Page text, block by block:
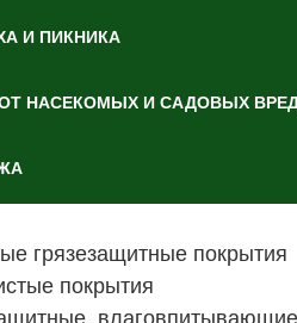
И ПИКНИКА
НАСЕКОМЫХ И САДОВЫХ
грязезащитные покрытия
покрытия